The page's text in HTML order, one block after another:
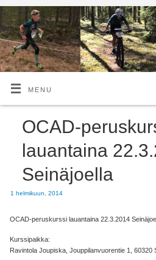
MENU
OCAD-
lauantaina
Seinäjoella
1 helmikuun, 2014
OCAD-peruskurssi lauantaina 22.3.2014
Kurssipaikka:
Ravintola Joupiska, Jouppilanvuorentie 1, 60320